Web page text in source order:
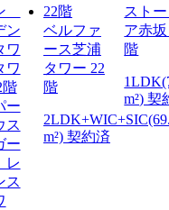
ー
ス
ー
ス
ベルファ
ース芝浦
タワー 22
階
m²) 契約済
ストー
ア赤坂
階
m²) 契